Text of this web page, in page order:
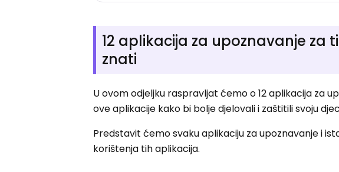
12 aplikacija za upoznavanje za
znati
U ovom odjeljku raspravljat ćemo o 12 aplikacija za
ove aplikacije kako bi bolje djelovali i zaštitili svoju
Predstavit ćemo svaku aplikaciju za upoznavanje i
korištenja tih aplikacija.